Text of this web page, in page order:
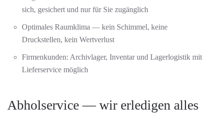
sich, gesichert und nur für Sie zugänglich
Optimales Raumklima — kein Schimmel, keine
Druckstellen, kein Wertverlust
Firmenkunden: Archivlager, Inventar und Lagerlogistik mit
Lieferservice möglich
Abholservice — wir erledigen alles